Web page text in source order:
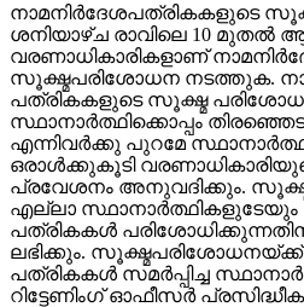
നാമനിര്‍ദേശപത്രികകളുടെ
ശനിയാഴ്ച രാവിലെ 10 മുതല്‍
വരണാധികാരികളാണ്
സൂക്ഷ്മപരിശോധന നടത്തുക.
പത്രികകളുടെ സൂക്ഷ്മ
സ്ഥാനാര്‍ത്ഥിക്കൊപ്പം
എന്നിവര്‍ക്കു പുറമേ
ഒരാള്‍ക്കുകൂടി
പ്രവേശനം അനുവദിക്കും.
എല്ലാ സ്ഥാനാര്‍ത്ഥികളുടേയും
പത്രികകള്‍
ലഭിക്കും. സൂക്ഷ്മപരിശോധനയ്ക്ക്
പത്രികകള്‍ സമര്‍പ്പിച്ച
റിട്ടേണിംഗ് ഓഫീസര്‍